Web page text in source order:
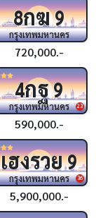
8กฆ9
กรุงเทพมหานคร
720,000.-
23
4กฐ9
กรุงเทพมหานคร
590,000.-
36
เฮงรวย9
กรุงเทพมหานคร
5,900,000.-